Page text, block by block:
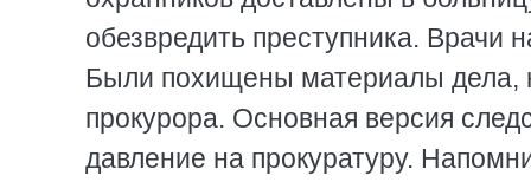
обезвредить преступника. Врачи
Были похищены материалы дела,
прокурора. Основная версия
давление на прокуратуру.